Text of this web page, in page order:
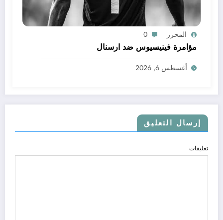
المحرر 0
مؤامرة فينيسيوس ضد ارسنال
أغسطس 6, 2026
إرسال التعليق
تعليقات